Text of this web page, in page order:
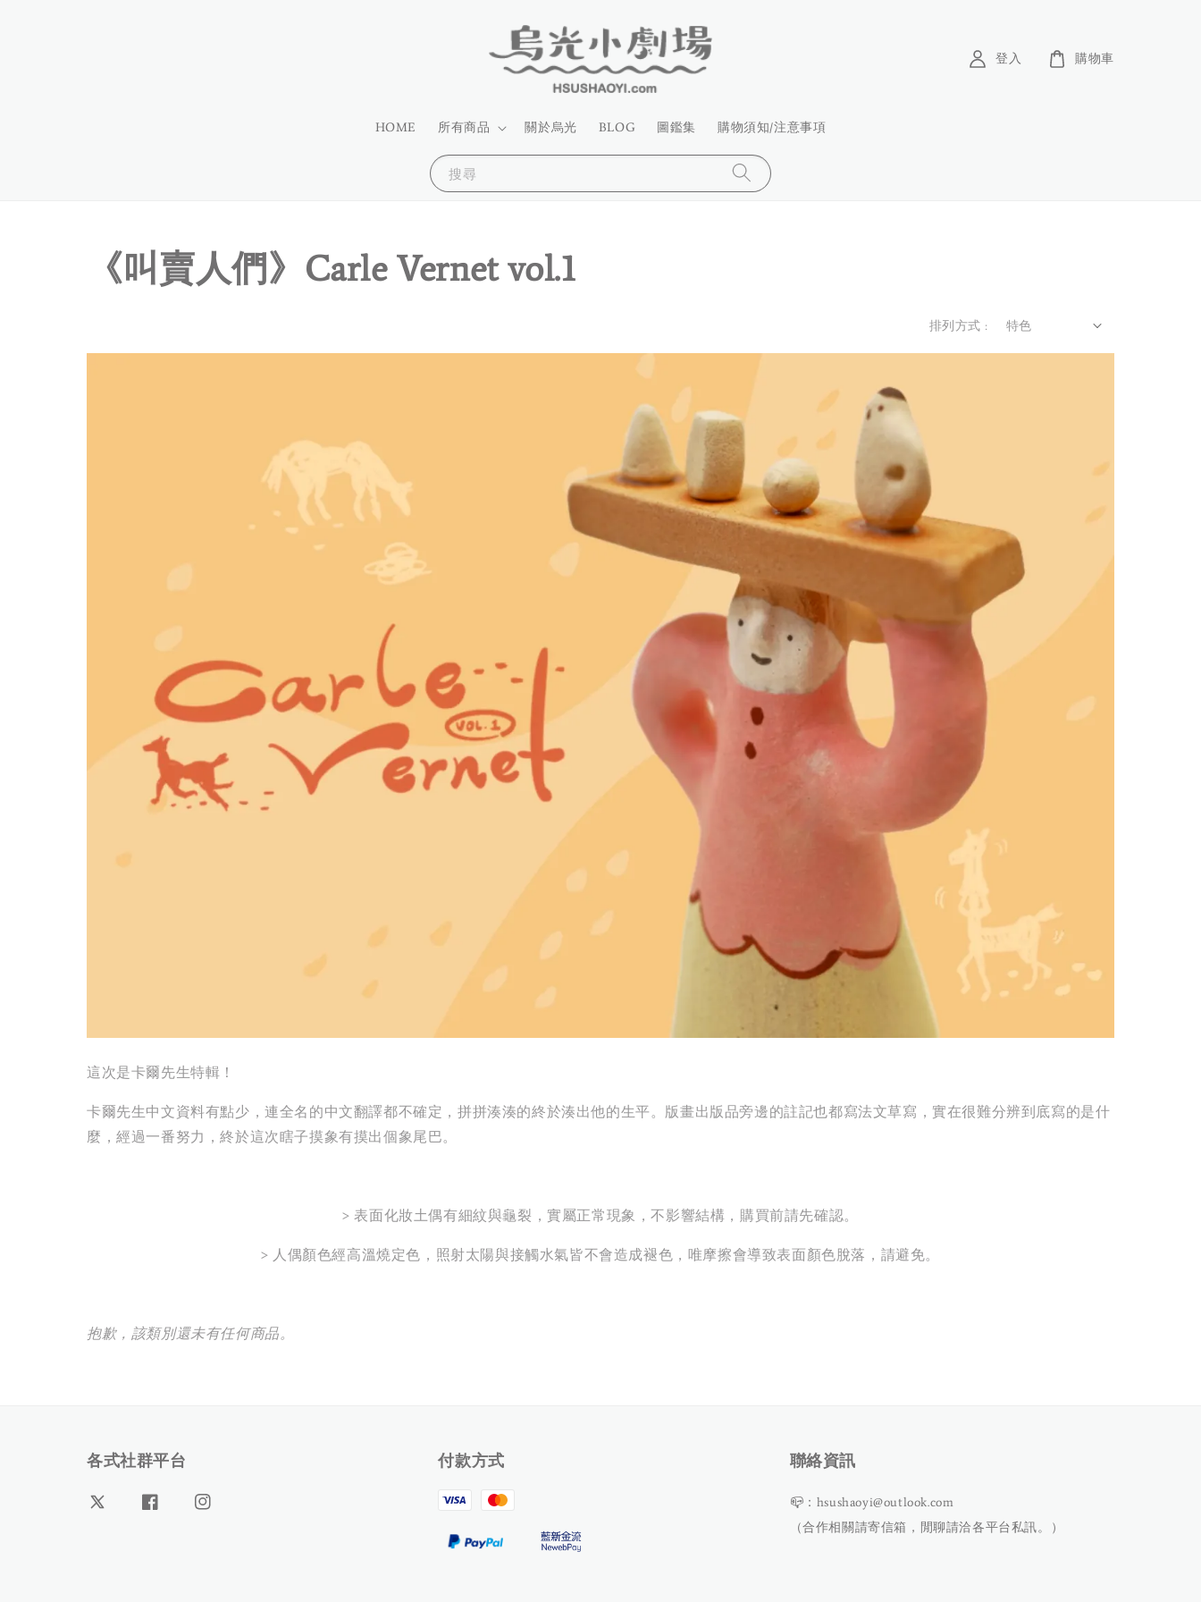
搜尋
HOME 所有商品 關於烏光 BLOG 圖鑑集 購物須知/注意事項
登入 購物車
《叫賣人們》Carle Vernet vol.1
排列方式 :
這次是卡爾先生特輯！
卡爾先生中文資料有點少，連全名的中文翻譯都不確定，拼拼湊湊的終於湊出他的生平。版畫出版品旁邊的註記也都寫法文草寫，實在很難分辨到底寫的是什
麼，經過一番努力，終於這次瞎子摸象有摸出個象尾巴。
> 表面化妝土偶有細紋與龜裂，實屬正常現象，不影響結構，購買前請先確認。
> 人偶顏色經高溫燒定色，照射太陽與接觸水氣皆不會造成褪色，唯摩擦會導致表面顏色脫落，請避免。
抱歉，該類別還未有任何商品。
各式社群平台 付款方式 聯絡資訊
📪：hsushaoyi@outlook.com
（合作相關請寄信箱，閒聊請洽各平台私訊。）